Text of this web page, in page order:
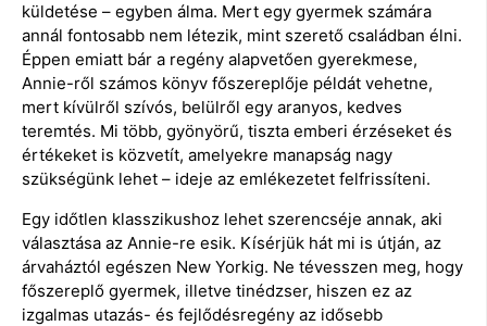
küldetése – egyben álma. Mert egy gyermek számára
annál fontosabb nem létezik, mint szerető családban élni.
Éppen emiatt bár a regény alapvetően gyerekmese,
Annie-ről számos könyv főszereplője példát vehetne,
mert kívülről szívós, belülről egy aranyos, kedves
teremtés. Mi több, gyönyörű, tiszta emberi érzéseket és
értékeket is közvetít, amelyekre manapság nagy
szükségünk lehet – ideje az emlékezetet felfrissíteni.
Egy időtlen klasszikushoz lehet szerencséje annak, aki
választása az Annie-re esik. Kísérjük hát mi is útján, az
árvaháztól egészen New Yorkig. Ne tévesszen meg, hogy
főszereplő gyermek, illetve tinédzser, hiszen ez az
izgalmas utazás- és fejlődésregény az idősebb